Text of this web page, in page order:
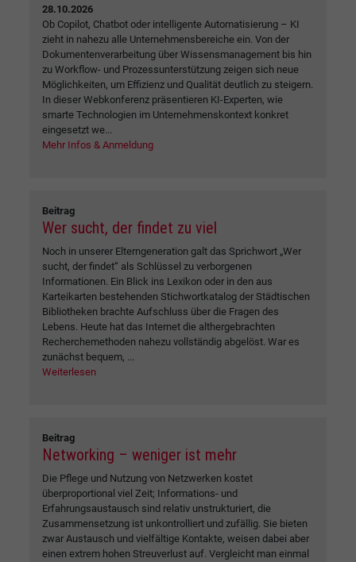
28.10.2026
Ob Copilot, Chatbot oder intelligente Automatisierung – KI
zieht in nahezu alle Unternehmensbereiche ein. Von der
Dokumentenverarbeitung über Wissensmanagement bis hin
zu Workflow- und Prozessunterstützung zeigen sich neue
Möglichkeiten, um Effizienz und Qualität deutlich zu steigern.
In dieser Webkonferenz präsentieren KI-Experten, wie
smarte Technologien im Unternehmenskontext konkret
eingesetzt we...
Mehr Infos & Anmeldung
Beitrag
Wer sucht, der findet zu viel
Noch in unserer Elterngeneration galt das Sprichwort „Wer
sucht, der findet“ als Schlüssel zu verborgenen
Informationen. Ein Blick ins Lexikon oder in den aus
Karteikarten bestehenden Stichwortkatalog der Städtischen
Bibliotheken brachte Aufschluss über die Fragen des
Lebens. Heute hat das Internet die althergebrachten
Recherchemethoden nahezu vollständig abgelöst. War es
zunächst bequem, ...
Weiterlesen
Beitrag
Networking – weniger ist mehr
Die Pflege und Nutzung von Netzwerken kostet
überproportional viel Zeit; Informations- und
Erfahrungsaustausch sind relativ unstrukturiert, die
Zusammensetzung ist unkontrolliert und zufällig. Sie bieten
zwar Austausch und vielfältige Kontakte, weisen dabei aber
einen extrem hohen Streuverlust auf. Vergleicht man einmal